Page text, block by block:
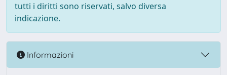
tutti i diritti sono riservati, salvo diversa
indicazione.
Informazioni